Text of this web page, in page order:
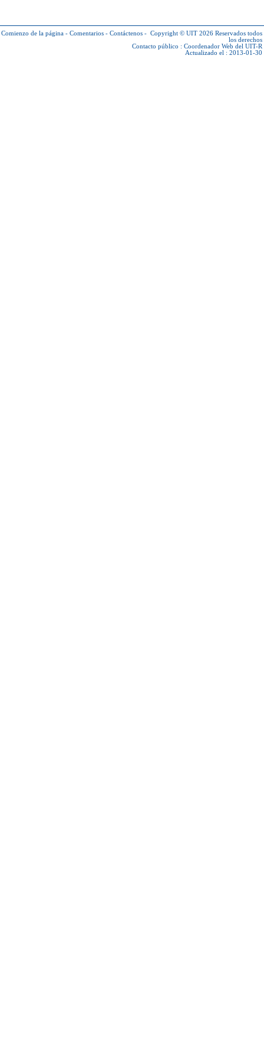
Comienzo de la página - Comentarios - Contáctenos - Copyright © UIT 2026 Reservados todos
los derechos
Contacto público : Coordenador Web del UIT-R
Actualizado el : 2013-01-30